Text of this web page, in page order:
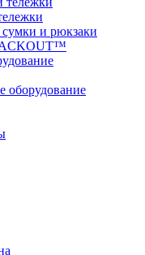
сумки и рюкзаки
оборудование